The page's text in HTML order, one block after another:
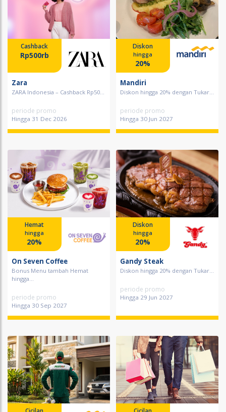
Cashback
Rp500rb
Zara
ZARA Indonesia – Cashback Rp50...
periode promo
Hingga 31 Dec 2026
Diskon
hingga
20%
Mandiri
Diskon hingga 20% dengan Tukar...
periode promo
Hingga 30 Jun 2027
Hemat
hingga
20%
On Seven Coffee
Bonus Menu tambah Hemat
hingga...
periode promo
Hingga 30 Sep 2027
Diskon
hingga
20%
Gandy Steak
Diskon hingga 20% dengan Tukar...
periode promo
Hingga 29 Jun 2027